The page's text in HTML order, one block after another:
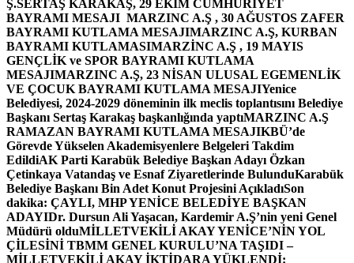
Ş.SERTAŞ KARAKAŞ, 29 EKİM CUMHURİYET
BAYRAMI MESAJI MARZINC A.Ş , 30 AĞUSTOS ZAFER
BAYRAMI KUTLAMA MESAJIMARZINC A.Ş, KURBAN
BAYRAMI KUTLAMASIMARZİNC A.Ş , 19 MAYIS
GENÇLİK ve SPOR BAYRAMI KUTLAMA
MESAJIMARZINC A.Ş, 23 NİSAN ULUSAL EGEMENLİK
VE ÇOCUK BAYRAMI KUTLAMA MESAJIYenice
Belediyesi, 2024-2029 döneminin ilk meclis toplantısını Belediye
Başkanı Sertaş Karakaş başkanlığında yaptıMARZINC A.Ş
RAMAZAN BAYRAMI KUTLAMA MESAJIKBÜ’de
Görevde Yükselen Akademisyenlere Belgeleri Takdim
EdildiAK Parti Karabük Belediye Başkan Adayı Özkan
Çetinkaya Vatandaş ve Esnaf Ziyaretlerinde BulunduKarabük
Belediye Başkanı Bin Adet Konut Projesini AçıkladıSon
dakika: ÇAYLI, MHP YENİCE BELEDİYE BAŞKAN
ADAYIDr. Dursun Ali Yaşacan, Kardemir A.Ş’nin yeni Genel
Müdürü olduMİLLETVEKİLİ AKAY YENİCE’NİN YOL
ÇİLESİNİ TBMM GENEL KURULU’NA TAŞIDI –
MİLLETVEKİLİ AKAY İKTİDARA YÜKLENDİ: